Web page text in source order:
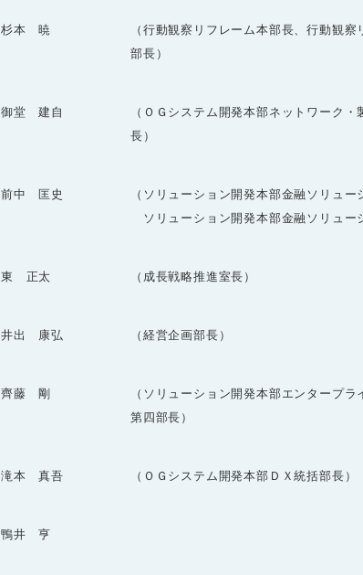
杉本 暁
（行動観察リフレーム本部長、行動観
部長）
御堂 建自
（ＯＧシステム開発本部ネットワーク・
長）
前中 匡史
（ソリューション開発本部金融ソリュー
ソリューション開発本部金融ソリュー
東 正太 （成長戦略推進室長）
井出 康弘 （経営企画部長）
齊藤 剛
（ソリューション開発本部エンタープラ
第四部長）
滝本 真吾 （ＯＧシステム開発本部ＤＸ統括部長）
鴨井 亨